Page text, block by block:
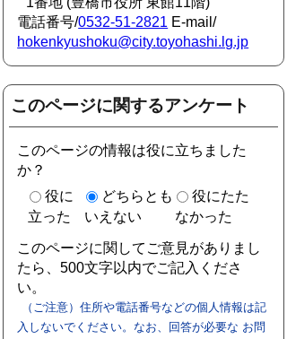
電話番号/0532-51-2821 E-mail/
hokenkyushoku@city.toyohashi.lg.jp
このページに関するアンケート
このページの情報は役に立ちました
か？
役に
立った
どちらとも
いえない
役にたた
なかった
このページに関してご意見がありまし
たら、500文字以内でご記入くださ
い。
（ご注意）住所や電話番号などの個人情報は記
入しないでください。なお、回答が必要な お問